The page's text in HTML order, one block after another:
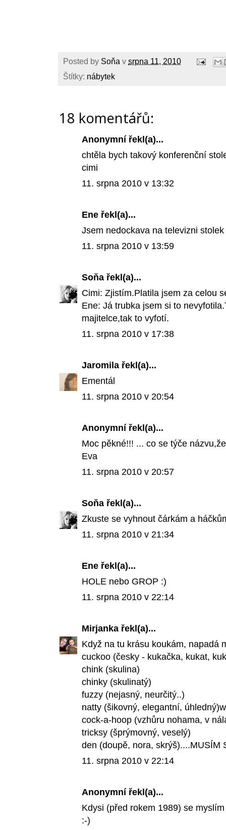
Posted by Soňa v srpna 11, 2010
Štítky: nábytek
18 komentářů:
Anonymní řekl(a)...
chtěla bych takový konferenční
cimi
11. srpna 2010 v 13:32
Ene řekl(a)...
Jsem nedockava na televizni
11. srpna 2010 v 13:59
Soňa řekl(a)...
Cimi: Zjistím.Platila jsem za celou
Ene: Já trubka jsem si to
majitelce,tak to vyfotí.
11. srpna 2010 v 17:38
Jaromila řekl(a)...
Ementál
11. srpna 2010 v 20:54
Anonymní řekl(a)...
Moc pěkné!!! ... co se týče
Eva
11. srpna 2010 v 20:57
Soňa řekl(a)...
Zkuste se vyhnout čárkám a
11. srpna 2010 v 21:34
Ene řekl(a)...
HOLE nebo GROP :)
11. srpna 2010 v 22:14
Mirjanka řekl(a)...
Když na tu krásu koukám, napadá
cuckoo (česky - kukačka, kukat,
chink (skulina)
chinky (skulinatý)
fuzzy (nejasný, neurčitý..)
natty (šikovný, elegantní,
cock-a-hoop (vzhůru nohama, v
tricksy (šprýmovný, veselý)
den (doupě, nora, skrýš)....MUSÍM
11. srpna 2010 v 22:14
Anonymní řekl(a)...
Kdysi (před rokem 1989) se
:-)